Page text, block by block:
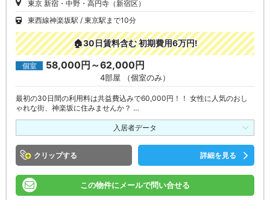
東京 新宿・中野・高円寺（新宿区）
東西線神楽坂駅
東京駅まで10分
🏠30日賃料含む 初期費用6万円!
個室 58,000円～62,000円
4部屋 （個室のみ）
最初の30日間の利用料は共益費込みで60,000円！！ 女性に人気のおし
ゃれな街、神楽坂に住みませんか？ …
入居者データ
クリップ 詳細を見る
この物件にメールで問い合せる